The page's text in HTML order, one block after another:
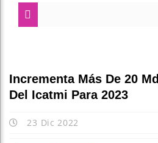
Incrementa Más De 20
Del Icatmi Para 2023
23 Dic 2022